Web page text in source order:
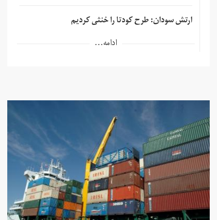
ارتش سودان: طرح کودتا را خنثی کردیم
ادامه...